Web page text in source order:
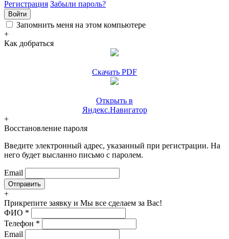
Регистрация Забыли пароль?
Войти
Запомнить меня на этом компьютере
+
Как добраться
Скачать PDF
Открыть в
Яндекс.Навигатор
+
Восстановление пароля
Введите электронный адрес, указанный при регистрации. На
него будет высланно письмо с паролем.
Email
+
Прикрепите заявку и Мы все сделаем за Вас!
ФИО *
Телефон *
Email